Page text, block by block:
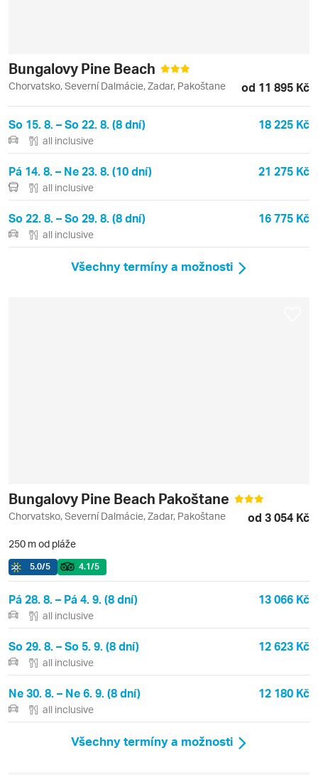
Bungalovy Pine Beach
Chorvatsko, Severní Dalmácie, Zadar, Pakoštane od 11 895 Kč
So 15. 8. – So 22. 8. (8 dní) 18 225 Kč
all inclusive
Pá 14. 8. – Ne 23. 8. (10 dní) 21 275 Kč
all inclusive
So 22. 8. – So 29. 8. (8 dní) 16 775 Kč
all inclusive
Všechny termíny a možnosti
Bungalovy Pine Beach Pakoštane
Chorvatsko, Severní Dalmácie, Zadar, Pakoštane od 3 054 Kč
250 m od pláže
5.0/5 4.1/5
Pá 28. 8. – Pá 4. 9. (8 dní) 13 066 Kč
all inclusive
So 29. 8. – So 5. 9. (8 dní) 12 623 Kč
all inclusive
Ne 30. 8. – Ne 6. 9. (8 dní) 12 180 Kč
all inclusive
Všechny termíny a možnosti